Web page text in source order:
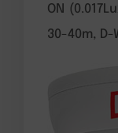
ON
30-40m, D-